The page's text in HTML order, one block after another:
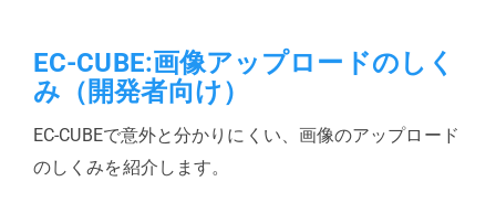
EC-CUBE:画像アップロードのしく
み（開発者向け）
EC-CUBEで意外と分かりにくい、画像のアップロード
のしくみを紹介します。